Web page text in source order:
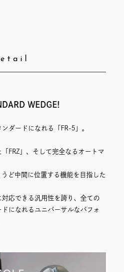
WEDGE!
ダードになれる「FR-5」。
FRZ」、そして完全なるオートマ
ど中間に位置する機能を目指した
応できる汎用性を誇り、全ての
になれるユニバーサルなパフォ